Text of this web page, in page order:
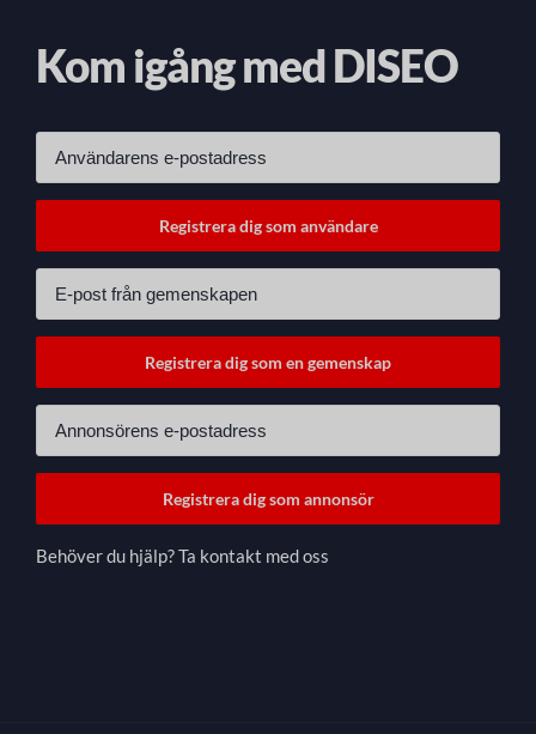
Kom igång med DISEO
Behöver du hjälp? Ta kontakt med oss